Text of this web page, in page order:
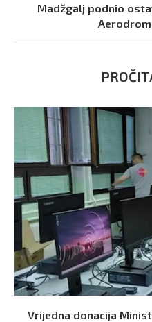
Madžgalj podnio
Vrijedna donacija